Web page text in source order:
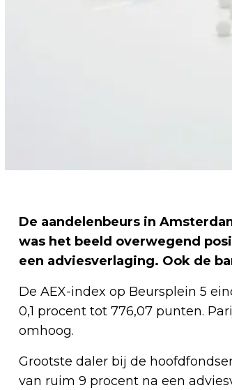
De aandelenbeurs in
was het beeld overwegend
een adviesverlaging. Ook de
De AEX-index op Beursplein 5
0,1 procent tot 776,07 punten.
omhoog.
Grootste daler bij de
van ruim 9 procent na een